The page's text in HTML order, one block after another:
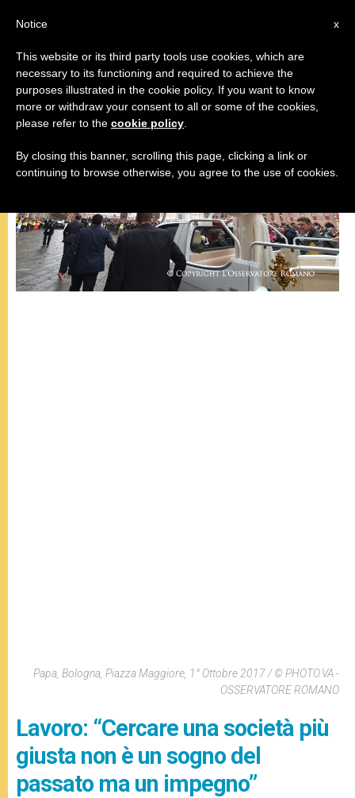
VIAGGI
Papa, Bologna, Piazza Maggiore, 1° Ottobre 2017 / © PHOTO.VA -
OSSERVATORE ROMANO
Lavoro: “Cercare una società più
giusta non è un sogno del
passato ma un impegno”
x
Notice
This website or its third party tools use cookies, which are
necessary to its functioning and required to achieve the
purposes illustrated in the cookie policy. If you want to know
more or withdraw your consent to all or some of the cookies,
please refer to the cookie policy
By closing this banner, scrolling this page, clicking a link or
continuing to browse otherwise, you agree to the use of cookies.